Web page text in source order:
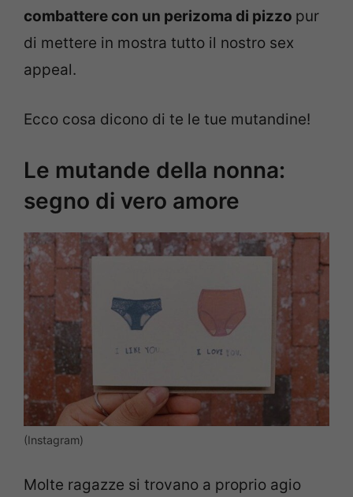
combattere con un perizoma di pizzo pur
di mettere in mostra tutto il nostro sex
appeal.
Ecco cosa dicono di te le tue mutandine!
Le mutande della nonna:
segno di vero amore
(Instagram)
Molte ragazze si trovano a proprio agio